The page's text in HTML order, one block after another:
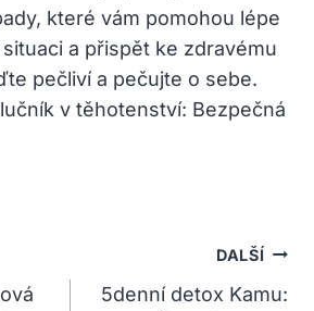
které vám pomohou lépe
a přispět ke zdravému
pečliví a pečujte o sebe.
DALŠÍ
5denní detox Kamu: